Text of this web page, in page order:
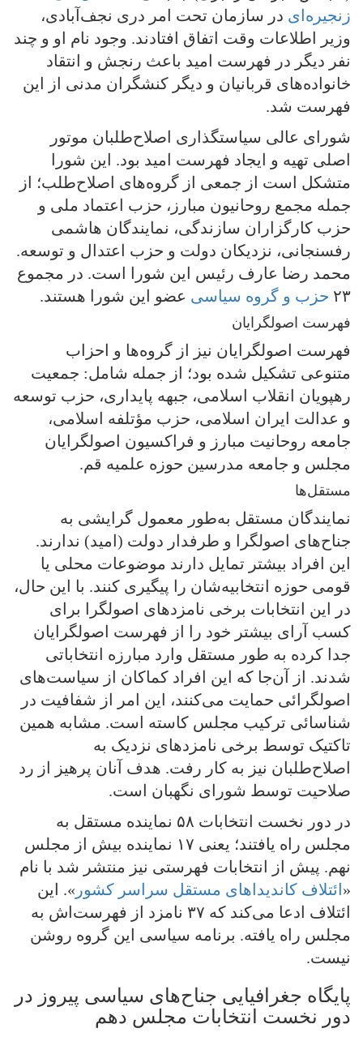
زنجیره‌ای در سازمان تحت امر دری نجف‌آبادی،
وزیر اطلاعات وقت اتفاق افتادند. وجود نام او و چند
نفر دیگر در فهرست امید باعث رنجش و انتقاد
خانواده‌های قربانیان و دیگر کنشگران مدنی از این
فهرست شد.
شورای عالی سیاستگذاری اصلاح‌طلبان موتور
اصلی تهیه و ایجاد فهرست امید بود. این شورا
متشکل است از جمعی از گروه‌های اصلاح‌طلب؛ از
جمله مجمع روحانیون مبارز، حزب اعتماد ملی و
حزب کارگزاران سازندگی، نمایندگان هاشمی
رفسنجانی، نزدیکان دولت و حزب اعتدال و توسعه.
محمد رضا عارف رئیس این شورا است. در مجموع
۲۳ حزب و گروه سیاسی عضو این شورا هستند.
فهرست اصولگرایان
فهرست اصولگرایان نیز از گروه‌ها و احزاب
متنوعی تشکیل شده بود؛ از جمله شامل: جمعیت
رهپویان انقلاب اسلامی، جبهه پایداری، حزب توسعه
و عدالت ایران اسلامی، حزب مؤتلفه اسلامی،
جامعه روحانیت مبارز و فراکسیون اصولگرایان
مجلس و جامعه مدرسین حوزه علمیه قم.
مستقل‌ها
نمایندگان مستقل به‌طور معمول گرایشی به
جناح‌های اصولگرا و طرفدار دولت (امید) ندارند.
این افراد بیشتر تمایل دارند موضوعات محلی یا
قومی حوزه انتخابیه‌شان را پیگیری کنند. با این حال،
در این انتخابات برخی نامزدهای اصولگرا برای
کسب آرای بیشتر خود را از فهرست اصولگرایان
جدا کرده به طور مستقل وارد مبارزه انتخاباتی
شدند. از آن‌جا که این افراد کماکان از سیاست‌های
اصولگرائی حمایت می‌کنند، این امر از شفافیت در
شناسائی ترکیب مجلس کاسته است. مشابه همین
تاکتیک توسط برخی نامزدهای نزدیک به
اصلاح‌طلبان نیز به کار رفت. هدف آنان پرهیز از رد
صلاحیت توسط شورای نگهبان است.
در دور نخست انتخابات ۵۸ نماینده مستقل به
مجلس راه یافتند؛ یعنی ۱۷ نماینده بیش از مجلس
نهم. پیش از انتخابات فهرستی نیز منتشر شد با نام
« ائتلاف کاندیداهای مستقل سراسر کشور ». این
ائتلاف ادعا می‌کند که ۳۷ نامزد از فهرست‌اش به
مجلس راه یافته. برنامه سیاسی این گروه روشن
نیست.
پایگاه جغرافیایی جناح‌های سیاسی پیروز در
دور نخست انتخابات مجلس دهم